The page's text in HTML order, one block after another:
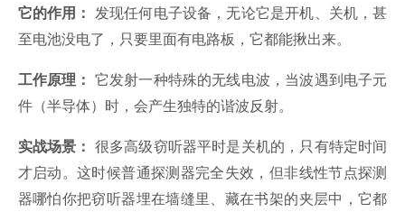
它的作用： 发现任何电子设备，无论它是开机、关机，甚
至电池没电了，只要里面有电路板，它都能揪出来。
工作原理： 它发射一种特殊的无线电波，当波遇到电子元
件（半导体）时，会产生独特的谐波反射。
实战场景： 很多高级窃听器平时是关机的，只有特定时间
才启动。这时候普通探测器完全失效，但非线性节点探测
器哪怕你把窃听器埋在墙缝里、藏在书架的夹层中，它都